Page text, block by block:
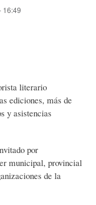
16:49
literario
ediciones, más de
y asistencias
por
municipal, provincial
de la